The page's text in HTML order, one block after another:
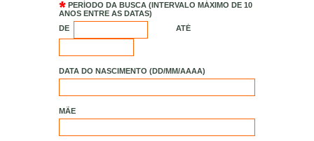
PERÍODO DA BUSCA (INTERVALO MÁXIMO DE 10
ANOS ENTRE AS DATAS)
DE
ATÉ
DATA DO NASCIMENTO (DD/MM/AAAA)
MÃE